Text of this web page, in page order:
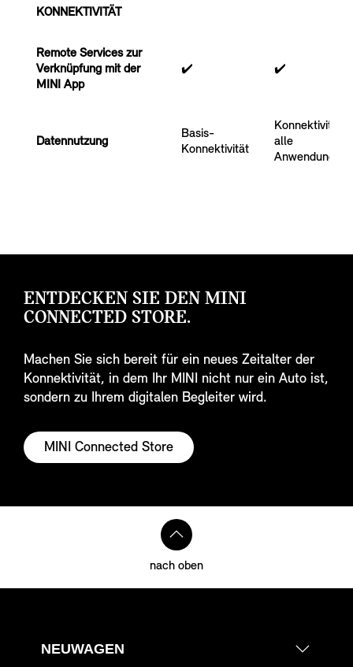
KONNEKTIVITÄT
Remote Services zur
Verknüpfung mit der
MINI App
✔️ ✔️
Datennutzung
Basis-
Konnektivität
Konnektivität
alle
ENTDECKEN SIE DEN MINI
CONNECTED STORE.
Machen Sie sich bereit für ein neues Zeitalter der
Konnektivität, in dem Ihr MINI nicht nur ein Auto ist,
sondern zu Ihrem digitalen Begleiter wird.
MINI Connected Store
nach oben
NEUWAGEN